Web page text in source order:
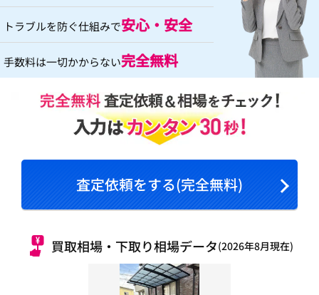
トラブルを防ぐ仕組みで安心・安全
手数料は一切かからない完全無料
査定依頼をする(完全無料)
買取相場・下取り相場データ(2026年8月現在)